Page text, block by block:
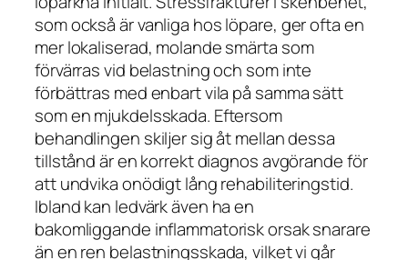
som också är vanliga hos löpare, ger ofta en
mer lokaliserad, molande smärta som
förvärras vid belastning och som inte
förbättras med enbart vila på samma sätt
som en mjukdelsskada. Eftersom
behandlingen skiljer sig åt mellan dessa
tillstånd är en korrekt diagnos avgörande för
att undvika onödigt lång rehabiliteringstid.
Ibland kan ledvärk även ha en
bakomliggande inflammatorisk orsak snarare
än en ren belastningsskada, vilket vi går